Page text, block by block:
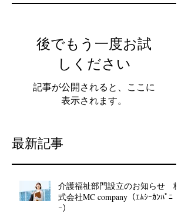
後でもう一度お試
しください
記事が公開されると、ここに
表示されます。
最新記事
介護福祉部門設立のお知らせ 株
式会社MC company（ｴﾑｼｰｶﾝﾊﾟﾆ
ｰ）